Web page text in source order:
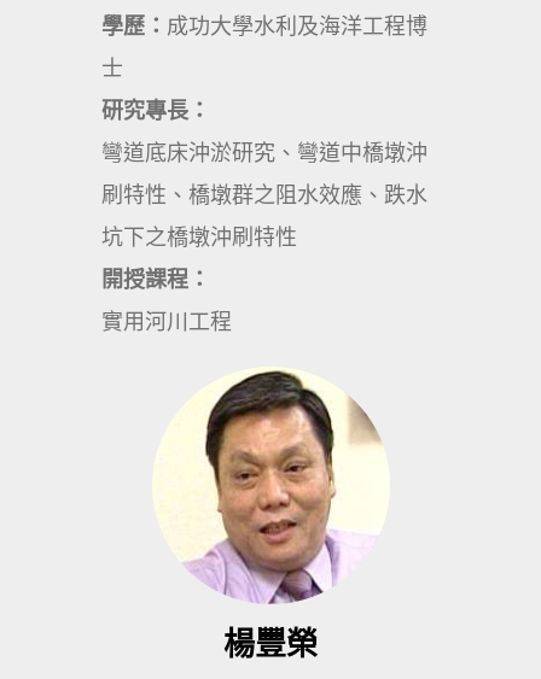
學歷： 成功大學水利及海洋工程博
士
研究專長：
彎道底床沖淤研究、彎道中橋墩沖
刷特性、橋墩群之阻水效應、跌水
坑下之橋墩沖刷特性
開授課程：
實用河川工程
楊豐榮